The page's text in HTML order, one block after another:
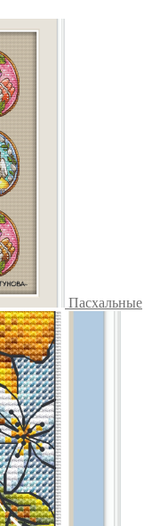
Пасхальные